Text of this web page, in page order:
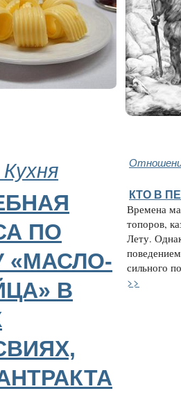
ПО
«МАСЛО-
В
КТО В
Времена
топоров,
Лету.
сильного
>>